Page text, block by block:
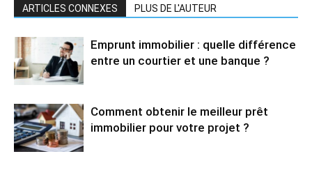
ARTICLES CONNEXES PLUS DE L'AUTEUR
Emprunt immobilier : quelle différence
entre un courtier et une banque ?
Comment obtenir le meilleur prêt
immobilier pour votre projet ?